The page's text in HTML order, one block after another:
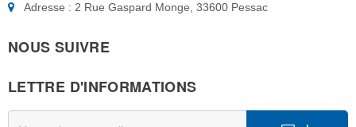
Adresse : 2 Rue Gaspard Monge, 33600 Pessac
NOUS SUIVRE
LETTRE D'INFORMATIONS